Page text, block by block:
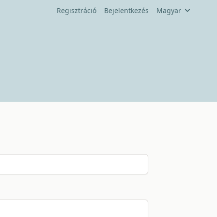
Regisztráció Bejelentkezés Magyar